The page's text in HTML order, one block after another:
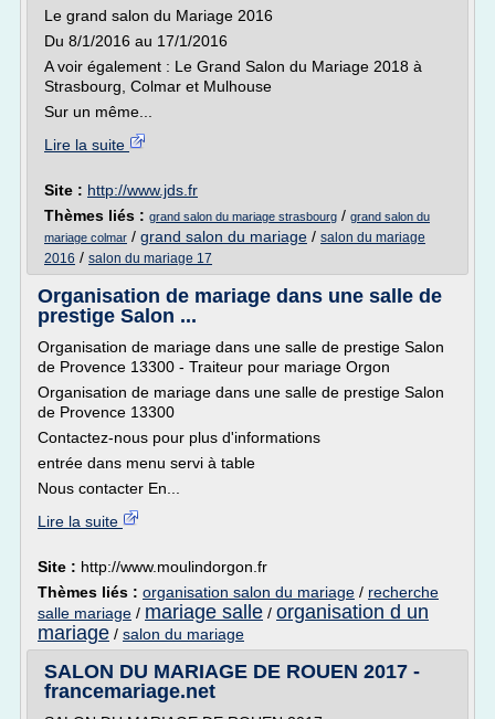
Le grand salon du Mariage 2016
Du 8/1/2016 au 17/1/2016
A voir également : Le Grand Salon du Mariage 2018 à
Strasbourg, Colmar et Mulhouse
Sur un même...
Lire la suite
Site : http://www.jds.fr
Thèmes liés : grand salon du mariage strasbourg / grand salon du
mariage colmar / grand salon du mariage / salon du mariage
2016 / salon du mariage 17
Organisation de mariage dans une salle de
prestige Salon ...
Organisation de mariage dans une salle de prestige Salon
de Provence 13300 - Traiteur pour mariage Orgon
Organisation de mariage dans une salle de prestige Salon
de Provence 13300
Contactez-nous pour plus d'informations
entrée dans menu servi à table
Nous contacter En...
Lire la suite
Site : http://www.moulindorgon.fr
Thèmes liés : organisation salon du mariage / recherche
salle mariage / mariage salle / organisation d un
mariage / salon du mariage
SALON DU MARIAGE DE ROUEN 2017 -
francemariage.net